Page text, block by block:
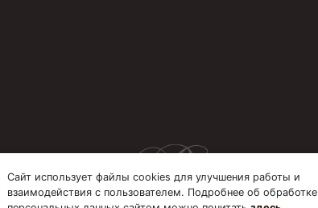
Сайт использует файлы cookies для улучшения работы и
взаимодействия с пользователем. Подробнее об обработке